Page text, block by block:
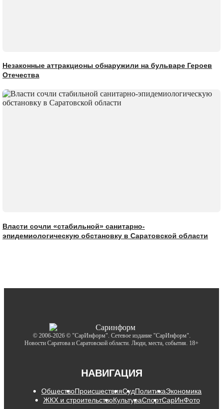
Незаконные аттракционы обнаружили на бульваре Героев
Отечества
Власти сочли «стабильной» санитарно-
эпидемиологическую обстановку в Саратовской области
© 2006-2026 © "СарИнформ". Сетевое издание "СарИнформ".
Новости Саратова и Саратовской области. Люди, места, события. 18+
НАВИГАЦИЯ
ОбществоПроисшествияСудПолитикаЭкономика
ЖКХ и строительствоКультураСпортСарИнФото